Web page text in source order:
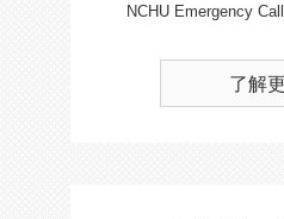
NCHU Emergency
了解